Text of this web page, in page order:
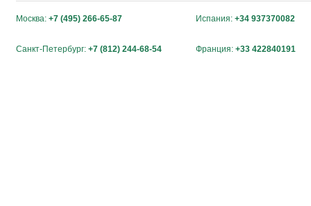
Москва: +7 (495) 266-65-87 Испания: +34 937370082
Санкт-Петербург: +7 (812) 244-68-54 Франция: +33 422840191